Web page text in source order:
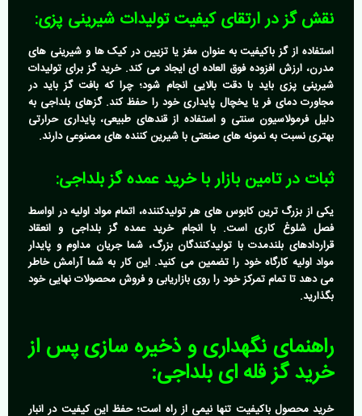
نقش گز در ارتقای کیفیت تولیدات شیرینی پزی:
استفاده از گز باکیفیت به عنوان مغز یا تزیین در کیک ها و شیرینی های
مدرن، ارزش افزوده فوق العاده ای ایجاد می کند.خرید گز برای تولیدات
شیرینی پزی باید با دقت بالایی انجام شود؛ چرا که بافت گز باید در
مجاورت دمای فر یا یخچال پایداری خود را حفظ کند. گزهای بلداجی به
دلیل فرمولاسیون سنتی و استفاده از قندهای طبیعی، پایداری حرارتی
بهتری نسبت به نمونه های صنعتی با شیرین کننده های مصنوعی دارند.
ثبات در تامین بازار با خرید عمده گز بلداجی:
یکی از بزرگ ترین کابوس های هر تولیدکننده، اتمام مواد اولیه در اواسط
فصل شلوغ کاری است. با انجامخرید عمده گز بلداجی و انعقاد
قراردادهای بلندمدت با تولیدکنندگان بزرگ، شما جریان مداوم و پایدار
مواد اولیه کارگاه خود را تضمین می کنید. این کار به شما آرامش خاطر
می دهد تا تمام تمرکز خود را روی بازاریابی و فروش محصولات نهایی خود
بگذارید.
راهنمای نگهداری و ذخیره سازی پس از
خرید گز فله ای بلداجی:
خرید محصول باکیفیت تنها نیمی از راه است؛ حفظ این کیفیت در انبار